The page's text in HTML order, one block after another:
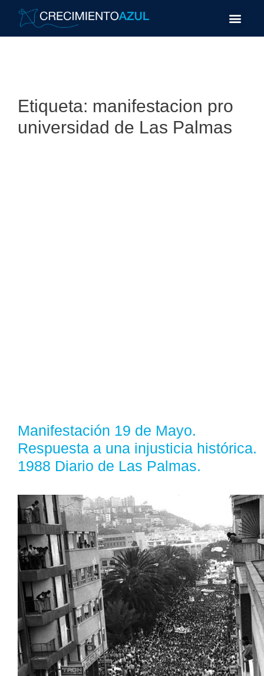
Etiqueta: manifestacion pro
universidad de Las Palmas
Manifestación 19 de Mayo.
Respuesta a una injusticia histórica.
1988 Diario de Las Palmas.